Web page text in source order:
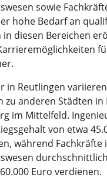
sowie
hohe Bedarf an
in diesen Bereichen
in Reutlingen
zu anderen Städten in
im Mittelfeld.
von etwa
während Fachkräfte
Euro verdienen.